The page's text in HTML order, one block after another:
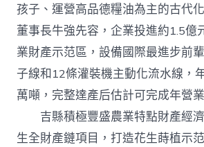
孩子、運營高品德糧油為主的古代
董事長牛強先容，企業投進約1.5億
業財產示范區，設備國際最進步前
子線和12條灌裝機主動化流水線，
萬噸，完整達產后估計可完成年營
吉縣積極豐盛農業特點財產經濟
生全財產鏈項目，打造花生蒔植示